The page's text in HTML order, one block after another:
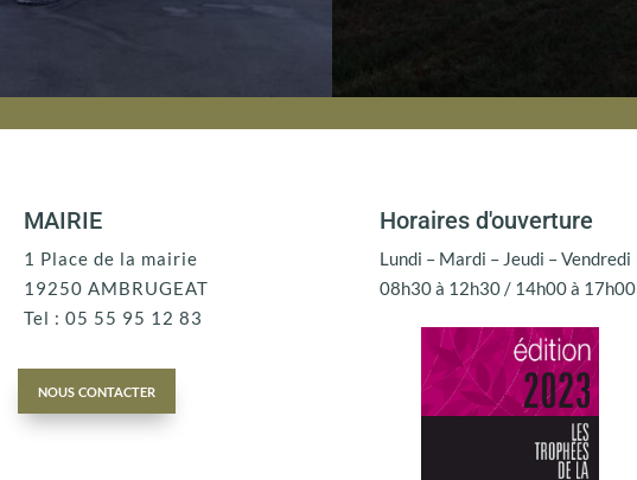
MAIRIE
1 Place de la mairie
19250 AMBRUGEAT
Tel : 05 55 95 12 83
nous contacter
Horaires d'ouverture
Lundi – Mardi – Jeudi – Vendredi
08h30 à 12h30 / 14h00 à 17h00